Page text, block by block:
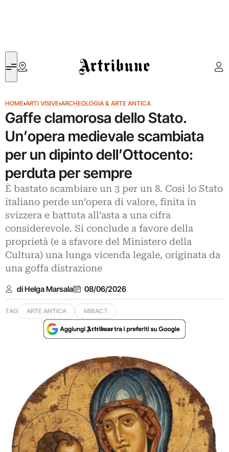
Artribune
HOME›ARTI VISIVE›ARCHEOLOGIA & ARTE ANTICA
Gaffe clamorosa dello Stato.
Un’opera medievale scambiata
per un dipinto dell’Ottocento:
perduta per sempre
È bastato scambiare un 3 per un 8. Così lo Stato
italiano perde un’opera di valore, finita in
svizzera e battuta all’asta a una cifra
considerevole. Si conclude a favore della
proprietà (e a sfavore del Ministero della
Cultura) una lunga vicenda legale, originata da
una goffa distrazione
di Helga Marsala 08/06/2026
TAG ARTE ANTICA MIBACT